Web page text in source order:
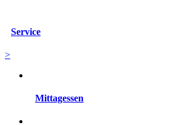
Service
>
Mittagessen